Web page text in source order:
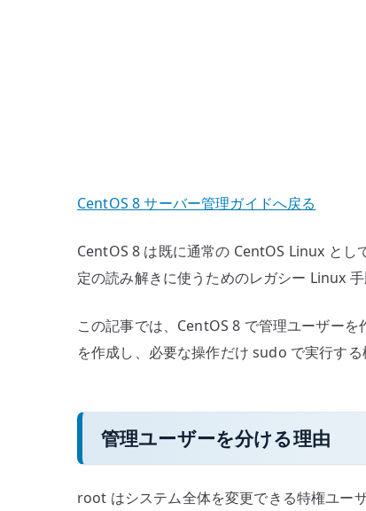
CentOS 8 サーバー管理ガイドへ戻る
CentOS 8 は既に通常の CentOS Linux と
定の読み解きに使うためのレガシー Linux
この記事では、CentOS 8 で管理ユーザーを
を作成し、必要な操作だけ sudo で実行す
管理ユーザーを分ける理由
root はシステム全体を変更できる特権ユー